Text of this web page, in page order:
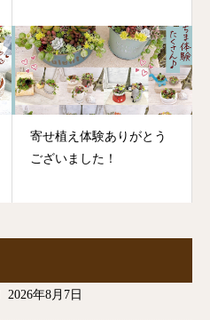
寄せ植え体験ありがとう
ございました！
2026年8月7日